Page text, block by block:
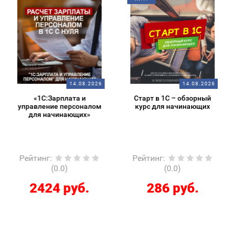
14.08.2026
«1С:Зарплата и
управление персоналом
для начинающих»
Рейтинг:
(0.0)
2424 руб.
14.08.2026
Старт в 1С – обзорный
курс для начинающих
Рейтинг:
(0.0)
286 руб.